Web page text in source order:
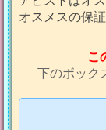
オスメスの保
こ
下のボック